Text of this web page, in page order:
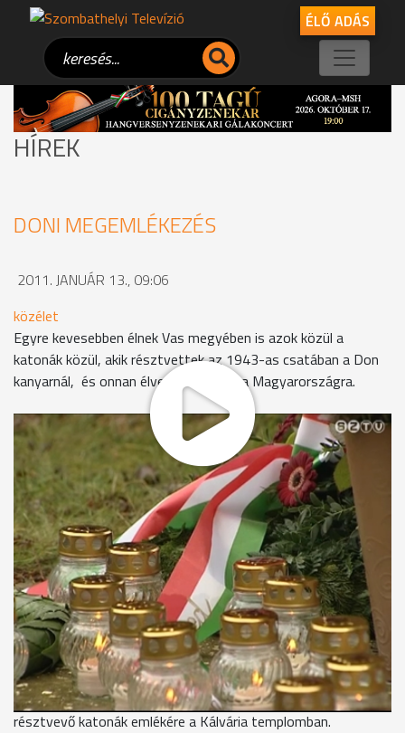
ÉLŐ ADÁS
HÍREK
DONI MEGEMLÉKEZÉS
2011. JANUÁR 13., 09:06
közélet
Egyre kevesebben élnek Vas megyében is azok közül a
katonák közül, akik résztvettek az 1943-as csatában a Don
kanyarnál, és onnan élve kerültek haza Magyarországra.
Azokra a bajtársakra emlékeztek a Martineum Akadémia
udvarán álló pápai keresztnél, akik közül több mint 100 ezren
estek el vagy kerültek fogságba 68 évvel ezelőtt.
1943. január 12-én indított áttörő támadást a Vörös
Hadsereg azon a 200 km hosszú frontvonalon a Don folyó
mentén, amelyet a 2. magyar hadsereg védett. Akkora
túlerővel támadtak a szovjetek, hogy a rosszul felszerelt,
utánpótlásától elvágott, éhező magyar katonáknak esélyük
sem lehetett a vonalaik megtartására. Hősies helytállásukra
emlékeztetett Puskás Tivadar ünnepi beszédében. A
kegyeleti megemlékezést követően Veres András
megyéspüspök celebrált szentmisét a doni harcokban
résztvevő katonák emlékére a Kálvária templomban.